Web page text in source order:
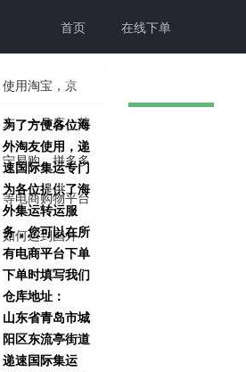
首页 在线下单
联系我们
个人中心
切换为老
版本
使用淘宝，京
东，一号店，苏
宁易购，拼多多
等电商购物平台
如何运到国外
为了方便各位海
外淘友使用，递
速国际集运专门
为各位提供了海
外集运转运服
务，您可以在所
有电商平台下单
下单时填写我们
仓库地址：
山东省青岛市城
阳区东流亭街道
递速国际集运